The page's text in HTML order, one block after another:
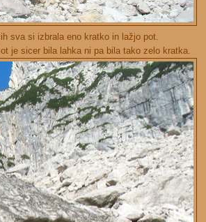
sva si izbrala eno kratko in lažjo pot.
je sicer bila lahka ni pa bila tako zelo kratka.